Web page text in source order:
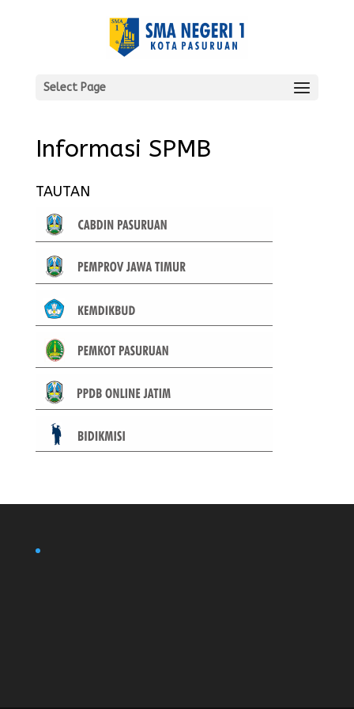
Select Page
Informasi SPMB
TAUTAN